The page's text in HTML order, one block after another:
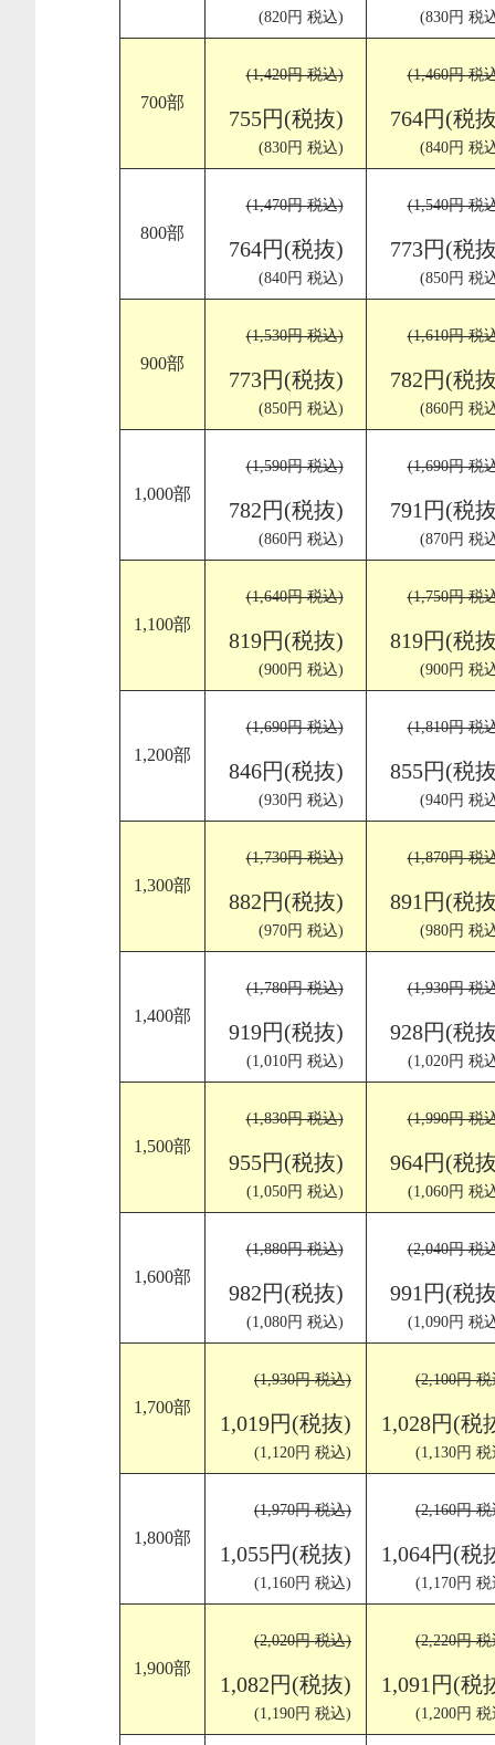
(820円 税込) (830円 税
700部
(1,420円 税込)
755円(税抜)
(830円 税込)
(1,460円 税
764円(税
(840円 税
800部
(1,470円 税込)
764円(税抜)
(840円 税込)
(1,540円 税
773円(税
(850円 税
900部
(1,530円 税込)
773円(税抜)
(850円 税込)
(1,610円 税
782円(税
(860円 税
1,000部
(1,590円 税込)
782円(税抜)
(860円 税込)
(1,690円 税
791円(税
(870円 税
1,100部
(1,640円 税込)
819円(税抜)
(900円 税込)
(1,750円 税
819円(税
(900円 税
1,200部
(1,690円 税込)
846円(税抜)
(930円 税込)
(1,810円 税
855円(税
(940円 税
1,300部
(1,730円 税込)
882円(税抜)
(970円 税込)
(1,870円 税
891円(税
(980円 税
1,400部
(1,780円 税込)
919円(税抜)
(1,010円 税込)
(1,930円 税
928円(税
(1,020円 税
1,500部
(1,830円 税込)
955円(税抜)
(1,050円 税込)
(1,990円 税
964円(税
(1,060円 税
1,600部
(1,880円 税込)
982円(税抜)
(1,080円 税込)
(2,040円 税
991円(税
(1,090円 税
1,700部
(1,930円 税込)
1,019円(税抜)
(1,120円 税込)
(2,100円
1,028円(税
(1,130円
1,800部
(1,970円 税込)
1,055円(税抜)
(1,160円 税込)
(2,160円
1,064円(税
(1,170円
1,900部
(2,020円 税込)
1,082円(税抜)
(1,190円 税込)
(2,220円
1,091円(税
(1,200円